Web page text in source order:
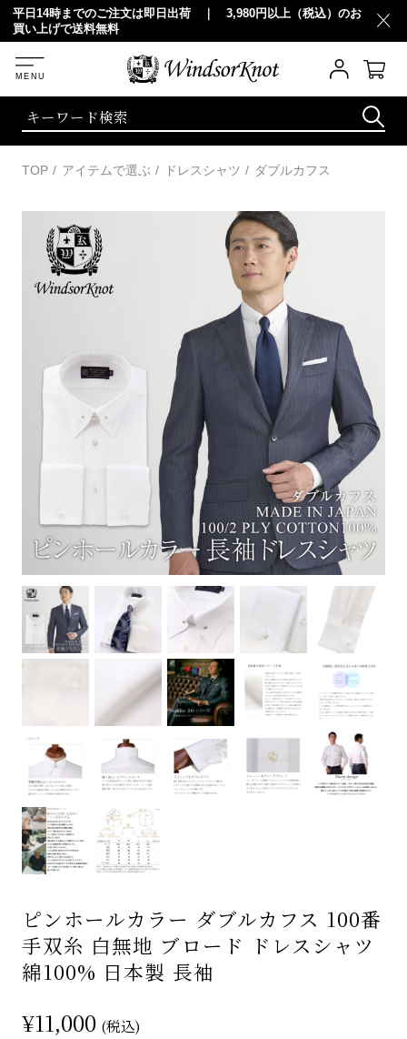
上（税込）のお
20,000円以上（税込）お買い上げで 10％OFF
TOP アイテムで選ぶ ドレスシャツ ダブルカフス
ピンホールカラー ダブルカフス 100番
手双糸 白無地 ブロード ドレスシャツ
綿100% 日本製 長袖
¥11,000 (税込)